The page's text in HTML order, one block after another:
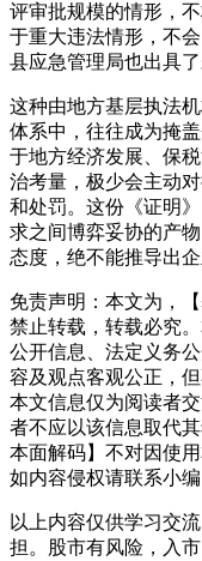
评审批规模的情形，
于重大违法情形，不
县应急管理局也出具
这种由地方基层执法
体系中，往往成为掩
于地方经济发展、保
治考量，极少会主动
和处罚。这份《证明
求之间博弈妥协的产
态度，绝不能推导出
免责声明：本文为，
禁止转载，转载必究
公开信息、法定义务
容及观点客观公正，
本文信息仅为阅读者
者不应以该信息取代
本面解码】不对因使
如内容侵权请联系小编
以上内容仅供学习交
担。股市有风险，入市